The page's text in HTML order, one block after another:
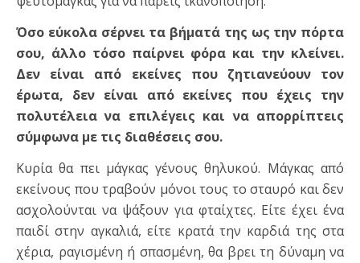
Όσο εύκολα σέρνει τα βήματά της ως την πόρτα
σου, άλλο τόσο παίρνει φόρα και την κλείνει.
Δεν είναι από εκείνες που ζητιανεύουν τον
έρωτα, δεν είναι από εκείνες που έχεις την
πολυτέλεια να επιλέγεις και να απορρίπτεις
σύμφωνα με τις διαθέσεις σου.
Κυρία θα πει μάγκας γένους θηλυκού. Μάγκας από
εκείνους που τραβούν μόνοι τους το σταυρό και δεν
ασχολούνται να ψάξουν για φταίχτες. Είτε έχει ένα
παιδί στην αγκαλιά, είτε κρατά την καρδιά της στα
χέρια, ραγισμένη ή σπασμένη, θα βρει τη δύναμη να